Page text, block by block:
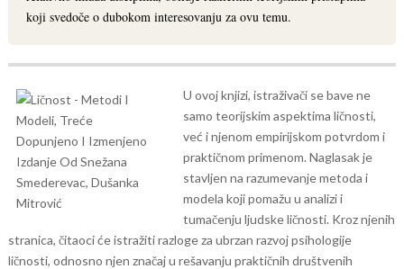
koji svedoče o dubokom interesovanju za ovu temu.
U ovoj knjizi, istraživači se bave ne
samo teorijskim aspektima ličnosti,
već i njenom empirijskom potvrdom i
praktičnom primenom. Naglasak je
stavljen na razumevanje metoda i
modela koji pomažu u analizi i
tumačenju ljudske ličnosti. Kroz njenih
stranica, čitaoci će istražiti razloge za ubrzan razvoj psihologije
ličnosti, odnosno njen značaj u rešavanju praktičnih društvenih